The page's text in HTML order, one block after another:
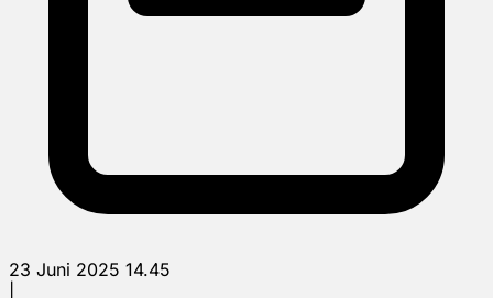
23 Juni 2025 14.45